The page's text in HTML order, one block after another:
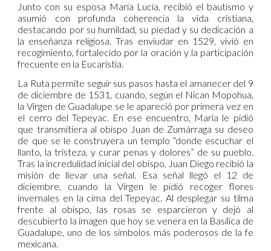
Junto con su esposa María Lucía, recibió el bautismo y
asumió con profunda coherencia la vida cristiana,
destacando por su humildad, su piedad y su dedicación a
la enseñanza religiosa. Tras enviudar en 1529, vivió en
recogimiento, fortalecido por la oración y la participación
frecuente en la Eucaristía.
La Ruta permite seguir sus pasos hasta el amanecer del 9
de diciembre de 1531, cuando, según el Nican Mopohua,
la Virgen de Guadalupe se le apareció por primera vez en
el cerro del Tepeyac. En ese encuentro, María le pidió
que transmitiera al obispo Juan de Zumárraga su deseo
de que se le construyera un templo “donde escuchar el
llanto, la tristeza, y curar penas y dolores” de su pueblo.
Tras la incredulidad inicial del obispo, Juan Diego recibió la
misión de llevar una señal. Esa señal llegó el 12 de
diciembre, cuando la Virgen le pidió recoger flores
invernales en la cima del Tepeyac. Al desplegar su tilma
frente al obispo, las rosas se esparcieron y dejó al
descubierto la imagen que hoy se venera en la Basílica de
Guadalupe, uno de los símbolos más poderosos de la fe
mexicana.